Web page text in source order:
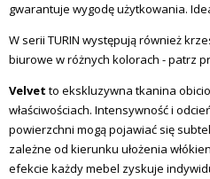
gwarantuje wygodę użytkowania.
W serii TURIN występują również
biurowe w różnych kolorach - patrz
Velvet to ekskluzywna tkanina
właściwościach. Intensywność i
powierzchni mogą pojawiać się
zależne od kierunku ułożenia
efekcie każdy mebel zyskuje